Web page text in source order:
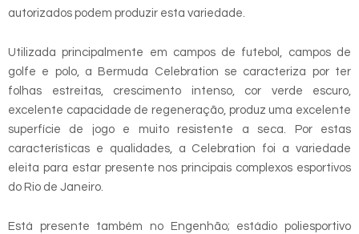
autorizados podem produzir esta variedade.
Utilizada principalmente em campos de futebol, campos de
golfe e polo, a Bermuda Celebration se caracteriza por ter
folhas estreitas, crescimento intenso, cor verde escuro,
excelente capacidade de regeneração, produz uma excelente
superfície de jogo e muito resistente a seca. Por estas
características e qualidades, a Celebration foi a variedade
eleita para estar presente nos principais complexos esportivos
do Rio de Janeiro.
Está presente também no Engenhão; estádio poliesportivo